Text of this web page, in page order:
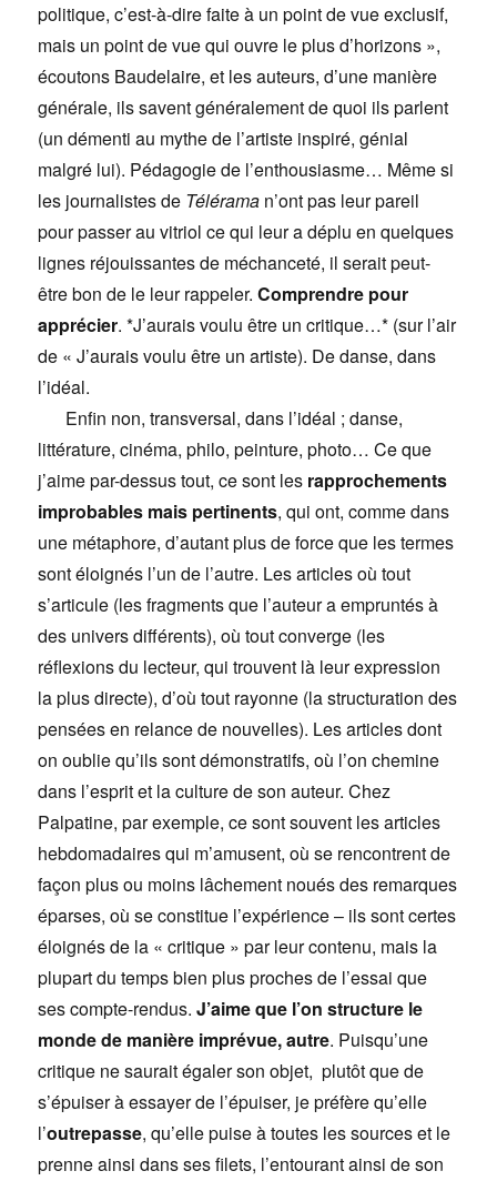
politique, c’est-à-dire faite à un point de vue exclusif,
mais un point de vue qui ouvre le plus d’horizons »,
écoutons Baudelaire, et les auteurs, d’une manière
générale, ils savent généralement de quoi ils parlent
(un démenti au mythe de l’artiste inspiré, génial
malgré lui). Pédagogie de l’enthousiasme… Même si
les journalistes de Télérama n’ont pas leur pareil
pour passer au vitriol ce qui leur a déplu en quelques
lignes réjouissantes de méchanceté, il serait peut-
être bon de le leur rappeler.Comprendre pour
apprécier. *J’aurais voulu être un critique…* (sur l’air
de « J’aurais voulu être un artiste). De danse, dans
l’idéal.
Enfin non, transversal, dans l’idéal ; danse,
littérature, cinéma, philo, peinture, photo… Ce que
j’aime par-dessus tout, ce sont les rapprochements
improbables mais pertinents, qui ont, comme dans
une métaphore, d’autant plus de force que les termes
sont éloignés l’un de l’autre. Les articles où tout
s’articule (les fragments que l’auteur a empruntés à
des univers différents), où tout converge (les
réflexions du lecteur, qui trouvent là leur expression
la plus directe), d’où tout rayonne (la structuration des
pensées en relance de nouvelles). Les articles dont
on oublie qu’ils sont démonstratifs, où l’on chemine
dans l’esprit et la culture de son auteur. Chez
Palpatine, par exemple, ce sont souvent les articles
hebdomadaires qui m’amusent, où se rencontrent de
façon plus ou moins lâchement noués des remarques
éparses, où se constitue l’expérience – ils sont certes
éloignés de la « critique » par leur contenu, mais la
plupart du temps bien plus proches de l’essai que
ses compte-rendus.J’aime que l’on structure le
monde de manière imprévue, autre. Puisqu’une
critique ne saurait égaler son objet, plutôt que de
s’épuiser à essayer de l’épuiser, je préfère qu’elle
l’outrepasse, qu’elle puise à toutes les sources et le
prenne ainsi dans ses filets, l’entourant ainsi de son